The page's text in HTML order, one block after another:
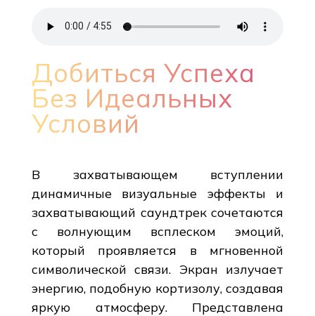
Добиться Успеха
Без Идеальных
Условий
В захватывающем вступлении
динамичные визуальные эффекты и
захватывающий саундтрек сочетаются
с волнующим всплеском эмоций,
который проявляется в мгновенной
символической связи. Экран излучает
энергию, подобную кортизолу, создавая
яркую атмосферу. Представлена